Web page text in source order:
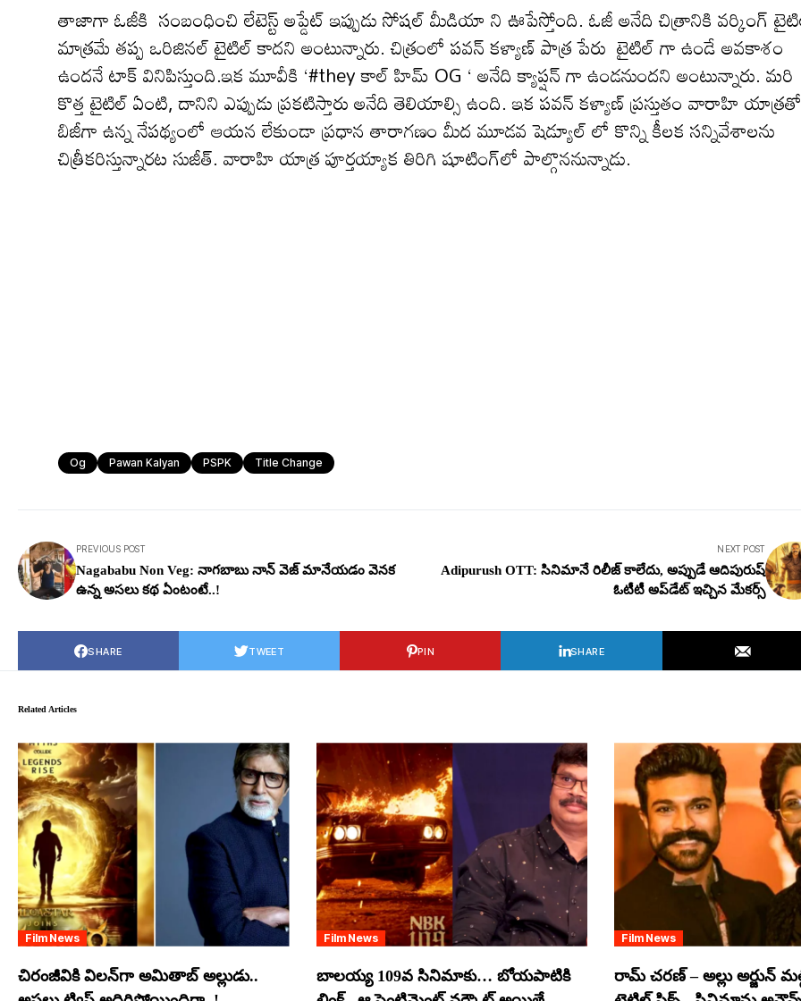
తాజాగా ఓజీకి సంబంధించి లేటెస్ట్ అప్డేట్ ఇప్పుడు సోషల్ మీడియా ని ఊపేస్తోంది. ఓజీ అనేది చిత్రానికి వ‌ర్కింగ్
మాత్ర‌మే త‌ప్ప ఒరిజిన‌ల్ టైటిల్ కాద‌ని అంటున్నారు. చిత్రంలో పవన్ కళ్యాణ్ పాత్ర పేరు టైటిల్ గా ఉండే అవకాశం
ఉందనే టాక్ వినిపిస్తుంది.ఇక మూవీకి ‘#they కాల్ హిమ్ OG ‘ అనేది క్యాప్షన్ గా ఉండ‌నుంద‌ని అంటున్నారు. మ‌రి
కొత్త టైటిల్ ఏంటి, దానిని ఎప్పుడు ప్ర‌క‌టిస్తారు అనేది తెలియాల్సి ఉంది. ఇక పవన్ కళ్యాణ్ ప్ర‌స్తుతం వారాహి యాత్ర‌తో
బిజీగా ఉన్న నేప‌థ్యంలో ఆయ‌న‌ లేకుండా ప్రధాన తారాగణం మీద మూడవ షెడ్యూల్ లో కొన్ని కీలక సన్నివేశాలను
చిత్రీకరిస్తున్నారట సుజీత్. వారాహి యాత్ర పూర్త‌య్యాక తిరిగి షూటింగ్‌లో పాల్గొననున్నాడు.
Og Pawan Kalyan PSPK Title Change
PREVIOUS POST
Nagababu Non Veg: నాగ‌బాబు నాన్ వెజ్ మానేయ‌డం వెనక
ఉన్న అస‌లు క‌థ ఏంటంటే..!
NEXT POST
Adipurush OTT: సినిమానే రిలీజ్ కాలేదు, అప్పుడే ఆదిపురుష్
ఓటీటీ అప్‌డేట్ ఇచ్చిన మేక‌ర్స్
SHARE TWEET PIN SHARE
Related Articles
Film News
చిరంజీవికి విలన్‌గా అమితాబ్ అల్లుడు..
Film News
బాలయ్య 109వ సినిమాకు… బోయపాటికి
Film News
రామ్ చరణ్ – అల్లు అర్జున్